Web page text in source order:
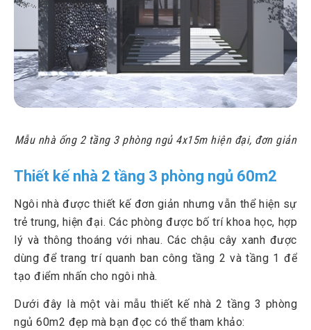
Mẫu nhà ống 2 tầng 3 phòng ngủ 4x15m hiện đại, đơn giản
Thiết kế nhà 2 tầng 3 phòng ngủ 60m2
Ngôi nhà được thiết kế đơn giản nhưng vẫn thể hiện sự
trẻ trung, hiện đại. Các phòng được bố trí khoa học, hợp
lý và thông thoáng với nhau. Các chậu cây xanh được
dùng để trang trí quanh ban công tầng 2 và tầng 1 để
tạo điểm nhấn cho ngôi nhà.
Dưới đây là một vài mẫu thiết kế nhà 2 tầng 3 phòng
ngủ 60m2 đẹp mà bạn đọc có thể tham khảo: